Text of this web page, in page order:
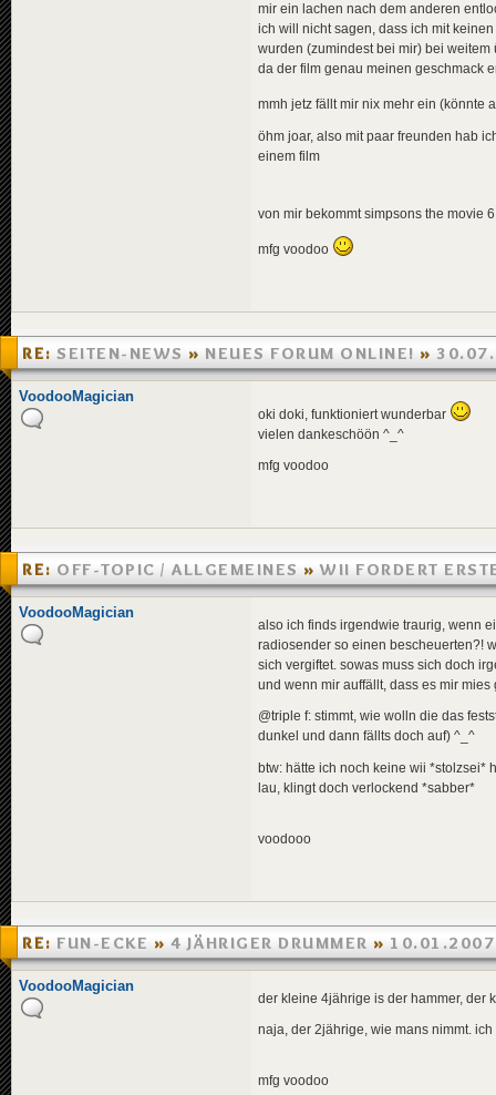
mir ein lachen nach dem anderen
ich will nicht sagen, dass ich mit
wurden (zumindest bei mir) bei weitem
da der film genau meinen geschmack
mmh jetz fällt mir nix mehr ein (könnte
öhm joar, also mit paar freunden hab
einem film
von mir bekommt simpsons the movie
mfg voodoo
RE: SEITEN-NEWS » NEUES FORUM ONLINE! »
VoodooMagician
oki doki, funktioniert wunderbar
vielen dankeschöön ^_^
mfg voodoo
RE: OFF-TOPIC / ALLGEMEINES » WII FORDERT
»15.01.2007 22:33
VoodooMagician
also ich finds irgendwie traurig, wenn
radiosender so einen bescheuerten?!
sich vergiftet. sowas muss sich doch
und wenn mir auffällt, dass es mir
@triple f: stimmt, wie wolln die das
dunkel und dann fällts doch auf) ^_^
btw: hätte ich noch keine wii *stolzsei*
lau, klingt doch verlockend *sabber*
voodooo
RE: FUN-ECKE » 4 JÄHRIGER DRUMMER »
VoodooMagician
der kleine 4jährige is der hammer, der
naja, der 2jährige, wie mans nimmt.
mfg voodoo